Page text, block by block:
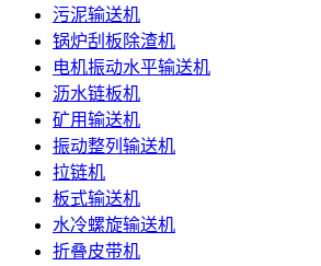
污泥输送机
锅炉刮板除渣机
电机振动水平输送机
沥水链板机
矿用输送机
振动整列输送机
拉链机
板式输送机
水冷螺旋输送机
折叠皮带机